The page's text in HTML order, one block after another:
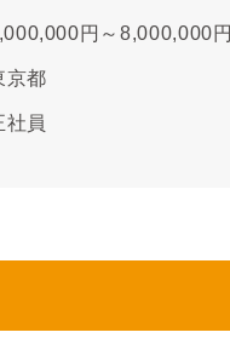
円～8,000,000円
京都
社員